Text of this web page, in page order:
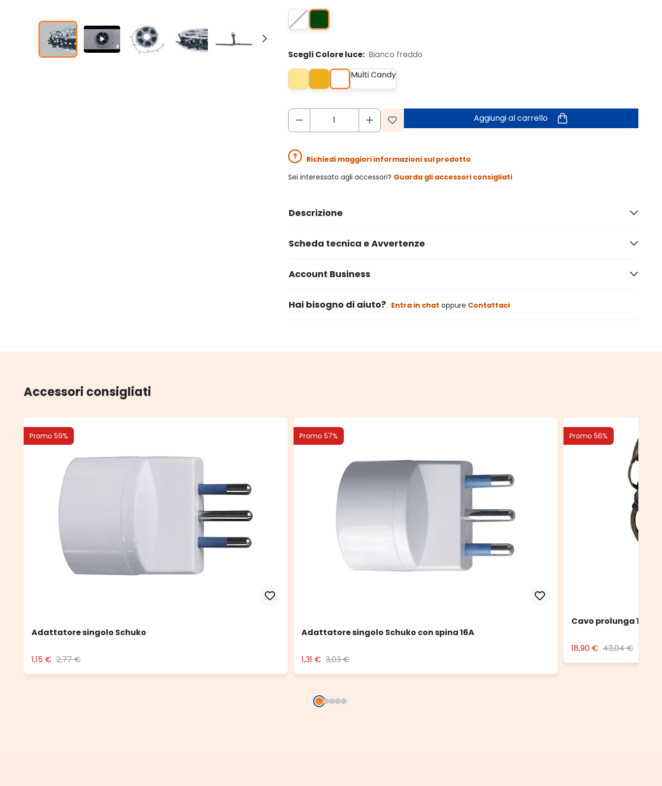
Scegli Colore luce: Bianco freddo
Multi Candy
Aggiungi al carrello
Richiedi maggiori informazioni sul prodotto
Sei interessato agli accessori? Guarda gli accessori consigliati
Descrizione
Scheda tecnica e Avvertenze
Account Business
Hai bisogno di aiuto? Entra in chat oppure Contattaci
Accessori consigliati
Promo 59%
Adattatore singolo Schuko
1,15 € 2,77 €
Promo 57%
Adattatore singolo Schuko con spina 16A
1,31 € 3,03 €
Promo 56%
Cavo prolunga 10 m
18,90 € 43,04 €